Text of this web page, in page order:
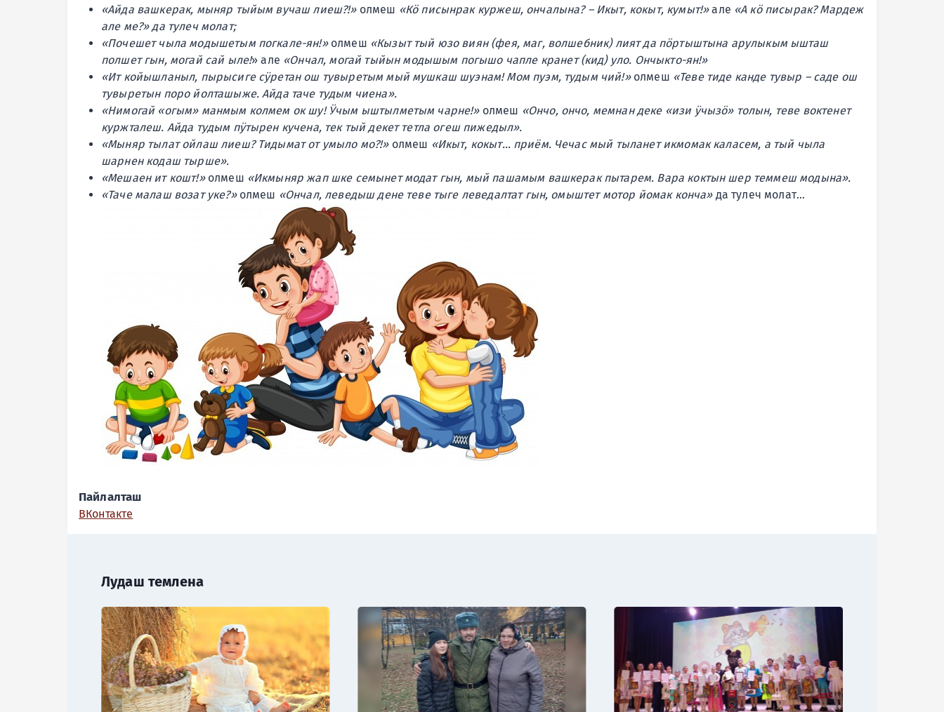
«Айда вашкерак, мыняр тыйым вучаш лиеш?!» олмеш «Кӧ писынрак куржеш, ончалына? – Икыт, кокыт, кумыт!»але «А кӧ писырак? Мардеж
але ме?» да тулеч молат;
«Почешет чыла модышетым погкале-ян!»олмеш «Кызыт тый юзо виян (фея, маг, волшебник) лият да пӧртыштына арулыкым ышташ
полшет гын, могай сай ыле!» але «Ончал, могай тыйын модышым погышо чапле кранет (кид) уло. Ончыкто-ян!»
«Ит койышланыл, пырысиге сӱретан ош тувыретым мый мушкаш шуэнам! Мом пуэм, тудым чий!»олмеш «Теве тиде канде тувыр – саде ош
тувыретын поро йолташыже. Айда таче тудым чиена».
«Нимогай «огым» манмым колмем ок шу! Ӱчым ыштылметым чарне!» олмеш «Ончо, ончо, мемнан деке «изи ӱчызӧ» толын, теве воктенет
куржталеш. Айда тудым пӱтырен кучена, тек тый декет тетла огеш пижедыл».
«Мыняр тылат ойлаш лиеш? Тидымат от умыло мо?!» олмеш «Икыт, кокыт… приём. Чечас мый тыланет икмомак каласем, а тый чыла
шарнен кодаш тырше».
«Мешаен ит кошт!» олмеш «Икмыняр жап шке семынет модат гын, мый пашамым вашкерак пытарем. Вара коктын шер теммеш модына».
«Таче малаш возат уке?» олмеш «Ончал, леведыш дене теве тыге леведалтат гын, омыштет мотор йомак конча»да тулеч молат…
Пайлалташ
ВКонтакте
Лудаш темлена